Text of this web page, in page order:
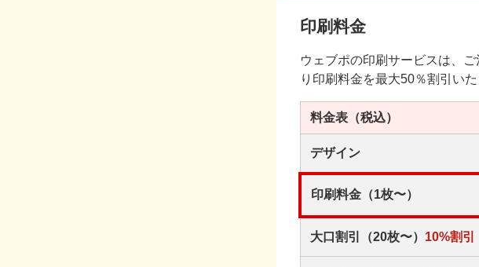
印刷料金
ウェブポの印刷サービスは、
り印刷料金を最大50％割引いた
料金表 （税込）
デザイン
印刷料金（1枚〜）
大口割引（20枚〜） 10%割引